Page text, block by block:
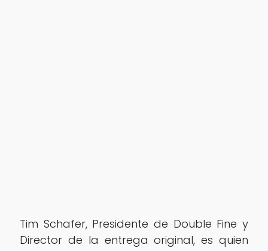
Tim Schafer, Presidente de Double Fine y
Director de la entrega original, es quien